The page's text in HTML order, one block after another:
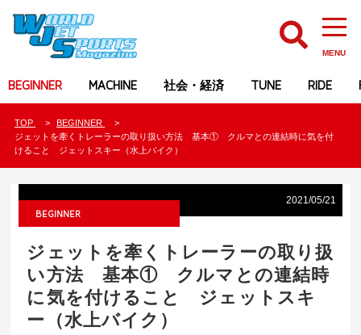
MENU
BEGINNER MACHINE 社会・経済 TUNE RIDE
TOP
BEGINNER
ジェットを牽くトレーラーの取り扱い方法 基本① クルマとの連結時に気を付
けること ジェットスキー（水上バイク）
2021/05/21
BEGINNER
ジェットを牽くトレーラーの取り扱
い方法 基本① クルマとの連結時
に気を付けること ジェットスキ
ー（水上バイク）